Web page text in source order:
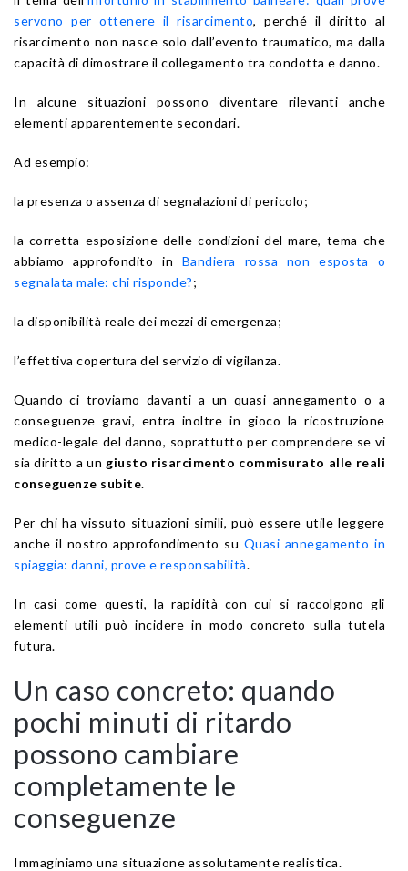
servono per ottenere il risarcimento, perché il diritto al
risarcimento non nasce solo dall’evento traumatico, ma dalla
capacità di dimostrare il collegamento tra condotta e danno.
In alcune situazioni possono diventare rilevanti anche
elementi apparentemente secondari.
Ad esempio:
la presenza o assenza di segnalazioni di pericolo;
la corretta esposizione delle condizioni del mare, tema che
abbiamo approfondito in Bandiera rossa non esposta o
segnalata male: chi risponde?;
la disponibilità reale dei mezzi di emergenza;
l’effettiva copertura del servizio di vigilanza.
Quando ci troviamo davanti a un quasi annegamento o a
conseguenze gravi, entra inoltre in gioco la ricostruzione
medico-legale del danno, soprattutto per comprendere se vi
sia diritto a un giusto risarcimento commisurato alle reali
conseguenze subite.
Per chi ha vissuto situazioni simili, può essere utile leggere
anche il nostro approfondimento su Quasi annegamento in
spiaggia: danni, prove e responsabilità.
In casi come questi, la rapidità con cui si raccolgono gli
elementi utili può incidere in modo concreto sulla tutela
futura.
Un caso concreto: quando
pochi minuti di ritardo
possono cambiare
completamente le
conseguenze
Immaginiamo una situazione assolutamente realistica.